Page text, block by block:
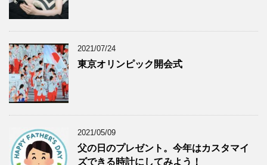
2021/07/24
東京オリンピック開会式
2021/05/09
父の日のプレゼント。今年はカスタマイ
ズできる時計にしてみよう！